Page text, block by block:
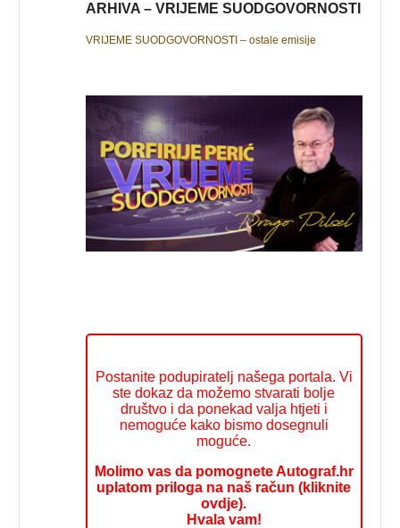
ARHIVA – VRIJEME SUODGOVORNOSTI
VRIJEME SUODGOVORNOSTI – ostale emisije
Postanite podupiratelj našega portala. Vi
ste dokaz da možemo stvarati bolje
društvo i da ponekad valja htjeti i
nemoguće kako bismo dosegnuli
moguće.
Molimo vas da pomognete Autograf.hr
uplatom priloga na naš račun (kliknite
ovdje).
Hvala vam!